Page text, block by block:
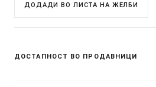
ДОДАДИ ВО ЛИСТА НА ЖЕЛБИ
ДОСТАПНОСТ ВО ПРОДАВНИЦИ